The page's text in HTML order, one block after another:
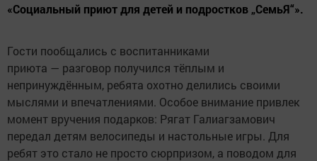
«Социальный приют для детей и подростков „СемьЯ“».
Гости пообщались с воспитанниками
приюта — разговор получился тёплым и
непринуждённым, ребята охотно делились своими
мыслями и впечатлениями. Особое внимание привлек
момент вручения подарков: Рягат Галиагзамович
передал детям велосипеды и настольные игры. Для
ребят это стало не просто сюрпризом, а поводом для